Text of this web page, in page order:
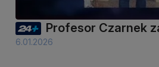
Profesor Czarnek
6.01.2026